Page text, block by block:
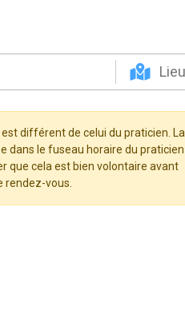
différent de celui du praticien. La
dans le fuseau horaire du praticien
que cela est bien volontaire avant
rendez-vous.